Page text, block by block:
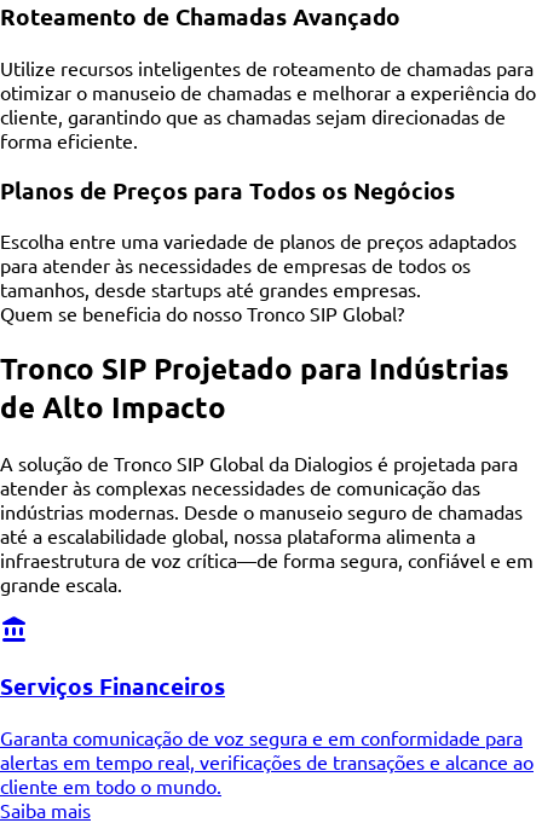
Roteamento de Chamadas Avançado
Utilize recursos inteligentes de roteamento de chamadas para
otimizar o manuseio de chamadas e melhorar a experiência do
cliente, garantindo que as chamadas sejam direcionadas de
forma eficiente.
Planos de Preços para Todos os Negócios
Escolha entre uma variedade de planos de preços adaptados
para atender às necessidades de empresas de todos os
tamanhos, desde startups até grandes empresas.
Quem se beneficia do nosso Tronco SIP Global?
Tronco SIP Projetado para Indústrias
de Alto Impacto
A solução de Tronco SIP Global da Dialogios é projetada para
atender às complexas necessidades de comunicação das
indústrias modernas. Desde o manuseio seguro de chamadas
até a escalabilidade global, nossa plataforma alimenta a
infraestrutura de voz crítica—de forma segura, confiável e em
grande escala.
Serviços Financeiros
Garanta comunicação de voz segura e em conformidade para
alertas em tempo real, verificações de transações e alcance ao
cliente em todo o mundo.
Saiba mais